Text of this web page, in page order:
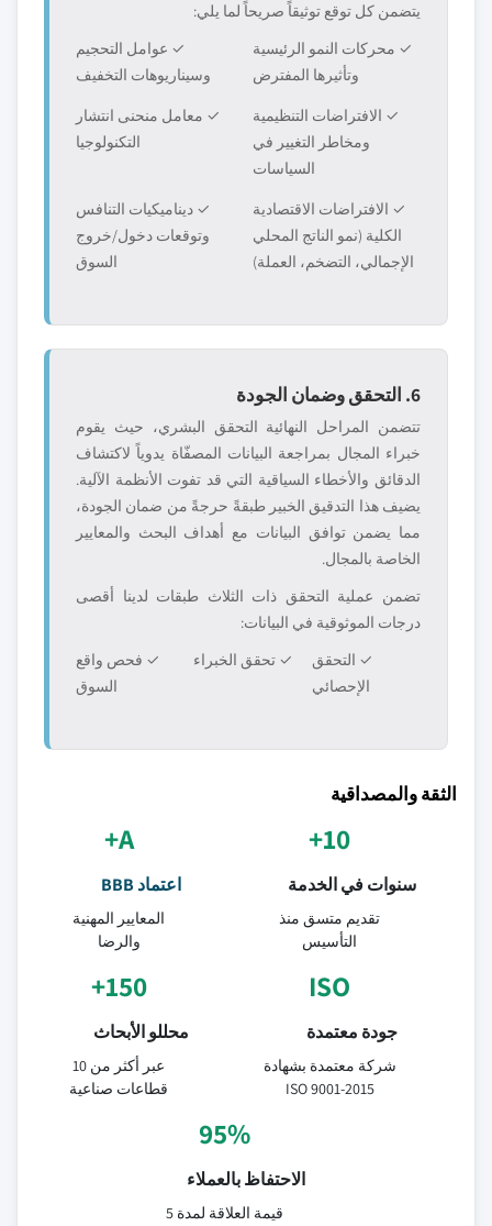
يتضمن كل توقع توثيقاً صريحاً لما يلي:
✓ محركات النمو الرئيسية
وتأثيرها المفترض
✓ عوامل التحجيم
وسيناريوهات التخفيف
✓ الافتراضات التنظيمية
ومخاطر التغيير في
السياسات
✓ معامل منحنى انتشار
التكنولوجيا
✓ الافتراضات الاقتصادية
الكلية (نمو الناتج المحلي
الإجمالي، التضخم، العملة)
✓ ديناميكيات التنافس
وتوقعات دخول/خروج
السوق
6. التحقق وضمان الجودة
تتضمن المراحل النهائية التحقق البشري، حيث يقوم
خبراء المجال بمراجعة البيانات المصفّاة يدوياً لاكتشاف
الدقائق والأخطاء السياقية التي قد تفوت الأنظمة الآلية.
يضيف هذا التدقيق الخبير طبقةً حرجةً من ضمان الجودة،
مما يضمن توافق البيانات مع أهداف البحث والمعايير
الخاصة بالمجال.
تضمن عملية التحقق ذات الثلاث طبقات لدينا أقصى
درجات الموثوقية في البيانات:
✓ التحقق
الإحصائي
✓ تحقق الخبراء
✓ فحص واقع
السوق
الثقة والمصداقية
10+
سنوات في الخدمة
تقديم متسق منذ
التأسيس
A+
اعتماد BBB
المعايير المهنية
والرضا
ISO
جودة معتمدة
شركة معتمدة بشهادة
ISO 9001-2015
150+
محللو الأبحاث
عبر أكثر من 10
قطاعات صناعية
95%
الاحتفاظ بالعملاء
قيمة العلاقة لمدة 5